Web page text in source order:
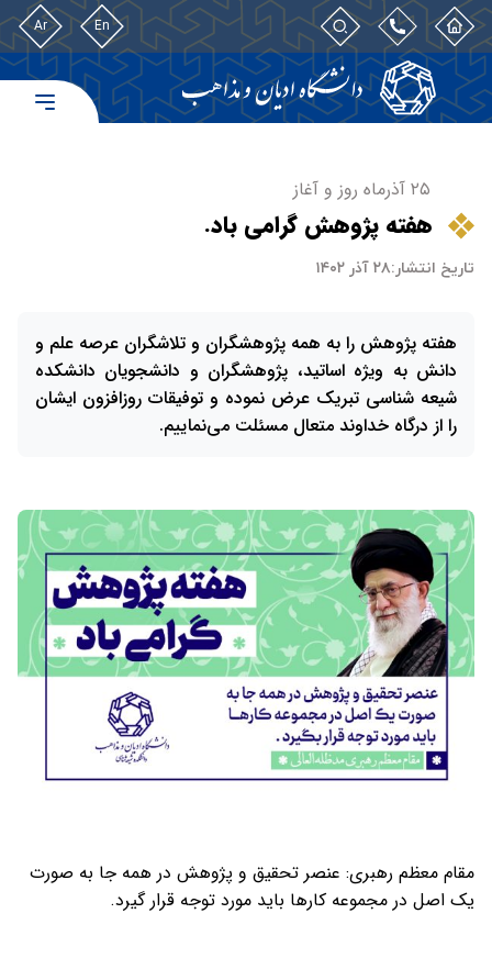
En
Ar
۲۵ آذرماه روز و آغاز
هفته پژوهش گرامی باد.
تاریخ انتشار:۲۸ آذر ۱۴۰۲
هفته پژوهش را به همه پژوهشگران و تلاشگران عرصه علم و
دانش به ویژه اساتید، پژوهشگران و دانشجویان دانشکده
شیعه شناسی تبریک عرض نموده و توفیقات روزافزون ایشان
را از درگاه خداوند متعال مسئلت می‌نماییم.
مقام معظم رهبری: عنصر تحقیق و پژوهش در همه جا به صورت
یک اصل در مجموعه کارها باید مورد توجه قرار گیرد.